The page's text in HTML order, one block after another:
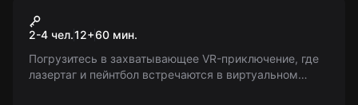
Виртуальная реальность
2-4 чел.12+60 мин.
Погрузитесь в захватывающее VR-приключение, где
лазертаг и пейнтбол встречаются в виртуальном